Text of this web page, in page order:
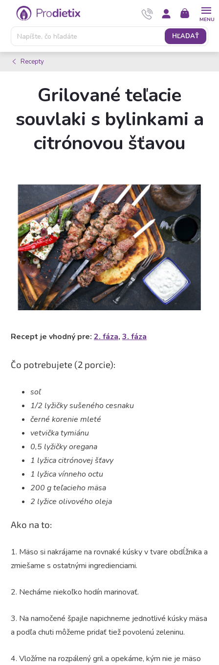
Prejsť
obsah
HĽADAŤ
NÁKUPNÝ
KOŠÍK
Recepty
Grilované teľacie
souvlaki s bylinkami a
citrónovou šťavou
Recept je vhodný pre: 2. fáza, 3. fáza
Čo potrebujete (2 porcie):
soľ
1/2 lyžičky sušeného cesnaku
černé korenie mleté
vetvička tymiánu
0,5 lyžičky oregana
1 lyžica citrónovej šťavy
1 lyžica vínneho octu
200 g teľacieho mäsa
2 lyžice olivového oleja
Ako na to:
1. Mäso si nakrájame na rovnaké kúsky v tvare obdĺžnika a
zmiešame s ostatnými ingredienciami.
2. Necháme niekoľko hodín marinovať.
3. Na namočené špajle napichneme jednotlivé kúsky mäsa
a podľa chuti môžeme pridať tiež povolenú zeleninu.
4. Vložíme na rozpálený gril a opekáme, kým nie je mäso